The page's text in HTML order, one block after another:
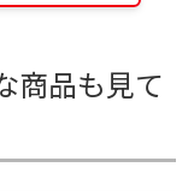
商品も見て